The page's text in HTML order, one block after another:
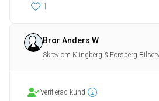
1
Bror Anders W
Skrev om Klingberg & Forsberg
Verifierad kund